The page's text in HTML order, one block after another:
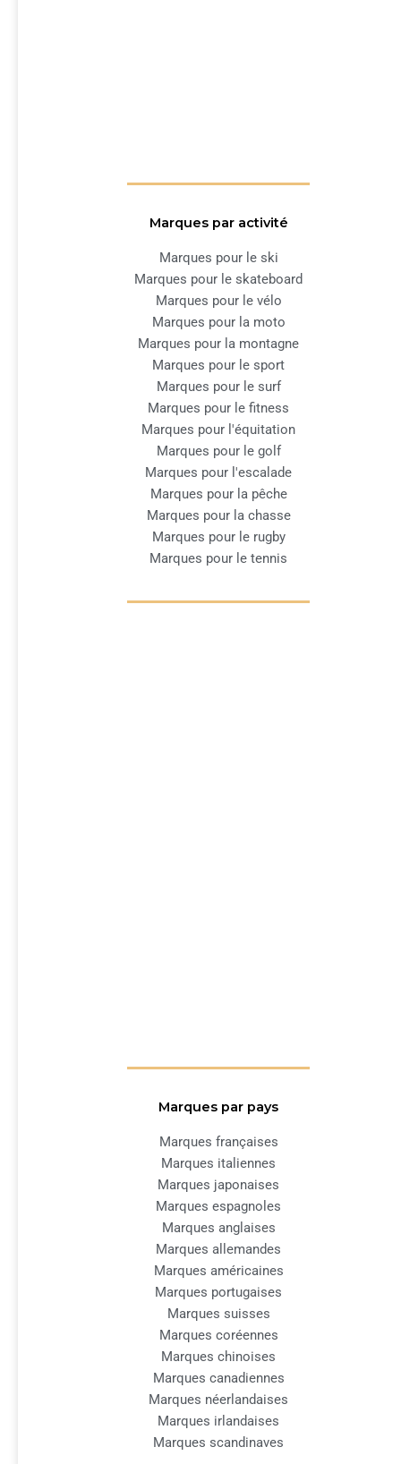
Marques par activité
Marques pour le ski
Marques pour le skateboard
Marques pour le vélo
Marques pour la moto
Marques pour la montagne
Marques pour le sport
Marques pour le surf
Marques pour le fitness
Marques pour l'équitation
Marques pour le golf
Marques pour l'escalade
Marques pour la pêche
Marques pour la chasse
Marques pour le rugby
Marques pour le tennis
Marques par pays
Marques françaises
Marques italiennes
Marques japonaises
Marques espagnoles
Marques anglaises
Marques allemandes
Marques américaines
Marques portugaises
Marques suisses
Marques coréennes
Marques chinoises
Marques canadiennes
Marques néerlandaises
Marques irlandaises
Marques scandinaves